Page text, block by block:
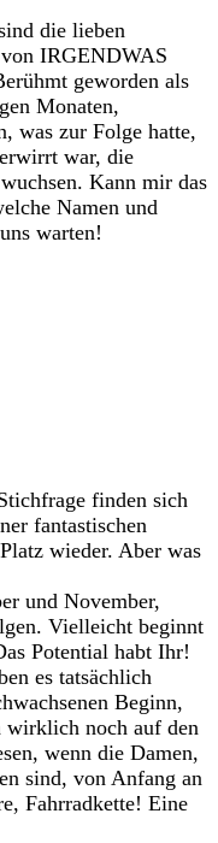
die lieben
IRGENDWAS
geworden als
Monaten,
was zur Folge hatte,
war, die
Kann mir das
Namen und
warten!
finden sich
fantastischen
wieder. Aber was
und November,
Vielleicht beginnt
Potential habt Ihr!
es tatsächlich
Beginn,
wirklich noch auf den
wenn die Damen,
sind, von Anfang an
Fahrradkette! Eine